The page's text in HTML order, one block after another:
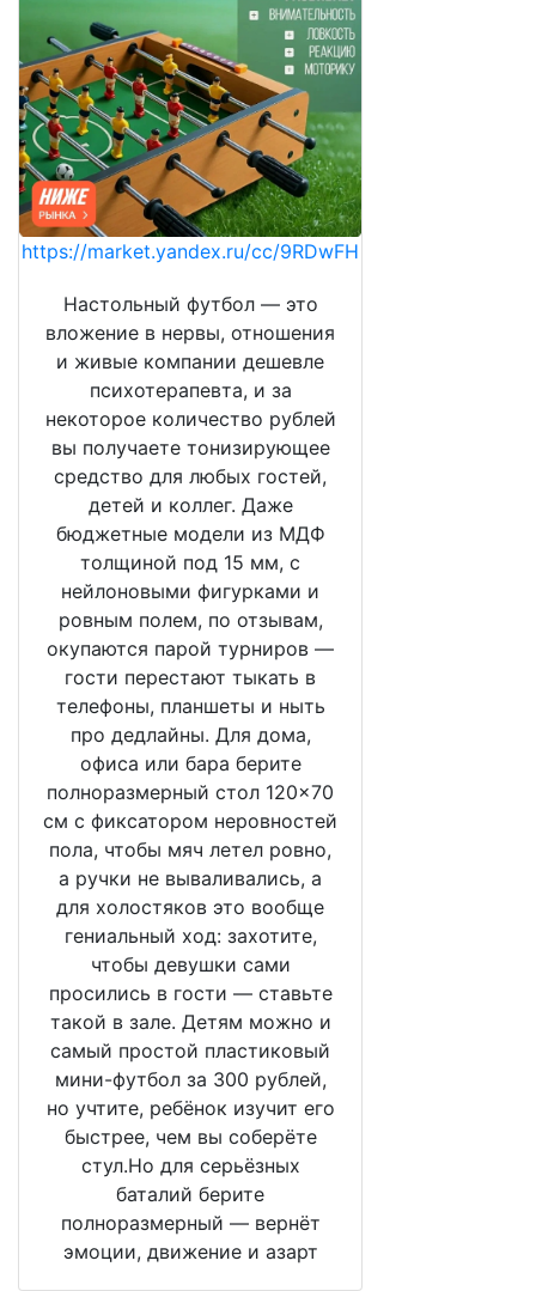
https://market.yandex.ru/cc/9RDwFH
Настольный футбол — это
вложение в нервы, отношения
и живые компании дешевле
психотерапевта, и за
некоторое количество рублей
вы получаете тонизирующее
средство для любых гостей,
детей и коллег. Даже
бюджетные модели из МДФ
толщиной под 15 мм, с
нейлоновыми фигурками и
ровным полем, по отзывам,
окупаются парой турниров —
гости перестают тыкать в
телефоны, планшеты и ныть
про дедлайны. Для дома,
офиса или бара берите
полноразмерный стол 120×70
см с фиксатором неровностей
пола, чтобы мяч летел ровно,
а ручки не вываливались, а
для холостяков это вообще
гениальный ход: захотите,
чтобы девушки сами
просились в гости — ставьте
такой в зале. Детям можно и
самый простой пластиковый
мини-футбол за 300 рублей,
но учтите, ребёнок изучит его
быстрее, чем вы соберёте
стул.Но для серьёзных
баталий берите
полноразмерный — вернёт
эмоции, движение и азарт